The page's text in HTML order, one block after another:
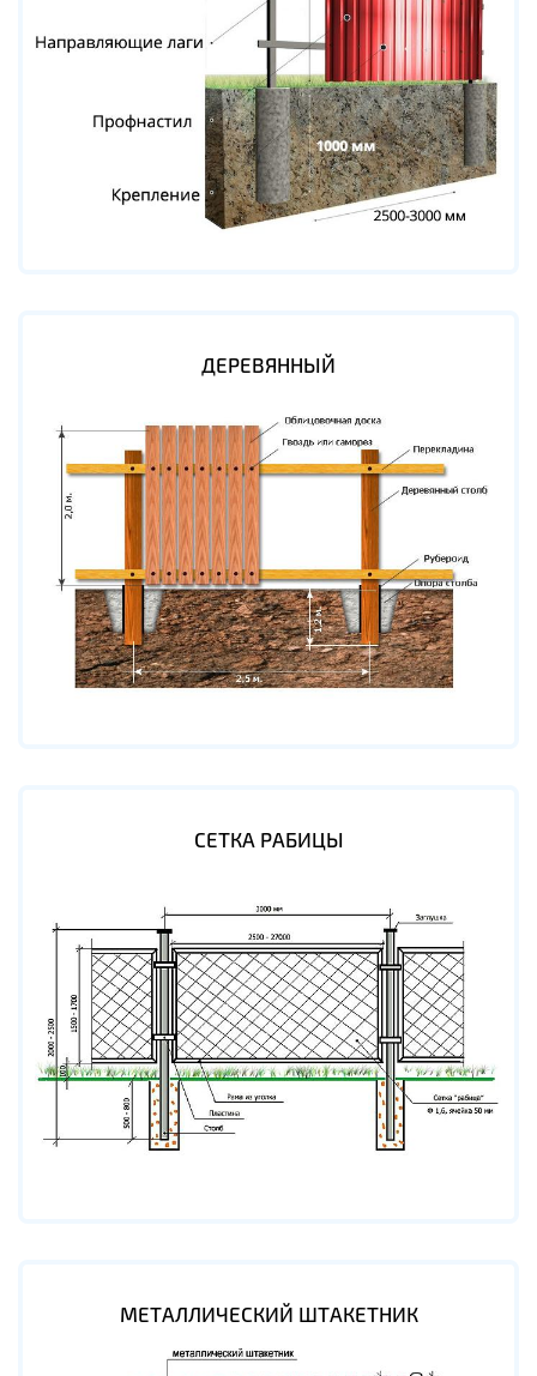
ДЕРЕВЯННЫЙ
СЕТКА РАБИЦЫ
МЕТАЛЛИЧЕСКИЙ ШТАКЕТНИК